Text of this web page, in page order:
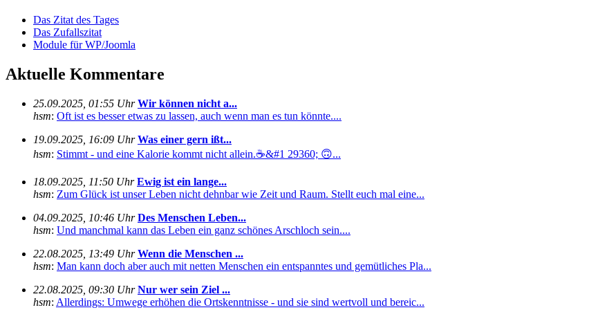
Das Zitat des Tages
Das Zufallszitat
Module für WP/Joomla
Aktuelle Kommentare
25.09.2025, 01:55 Uhr Wir können nicht a...
hsm: Oft ist es besser etwas zu lassen, auch wenn man es tun könnte....
19.09.2025, 16:09 Uhr Was einer gern ißt...
hsm: Stimmt - und eine Kalorie kommt nicht allein.☕&#1 29360; 🙃...
18.09.2025, 11:50 Uhr Ewig ist ein lange...
hsm: Zum Glück ist unser Leben nicht dehnbar wie Zeit und Raum. Stellt euch mal eine...
04.09.2025, 10:46 Uhr Des Menschen Leben...
hsm: Und manchmal kann das Leben ein ganz schönes Arschloch sein....
22.08.2025, 13:49 Uhr Wenn die Menschen ...
hsm: Man kann doch aber auch mit netten Menschen ein entspanntes und gemütliches Pla...
22.08.2025, 09:30 Uhr Nur wer sein Ziel ...
hsm: Allerdings: Umwege erhöhen die Ortskenntnisse - und sie sind wertvoll und bereic...